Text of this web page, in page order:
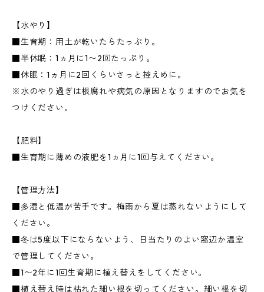
【水やり】
■生育期：用土が乾いたらたっぷり。
■半休眠：1ヵ月に1〜2回たっぷり。
■休眠：1ヵ月に2回くらいさっと控えめに。
※水のやり過ぎは根腐れや病気の原因となりますのでお気を
つけください。
【肥料】
■生育期に薄めの液肥を1ヵ月に1回与えてください。
【管理方法】
■多湿と低温が苦手です。梅雨から夏は蒸れないようにして
ください。
■冬は5度以下にならないよう、日当たりのよい窓辺か温室
で管理してください。
■1〜2年に1回生育期に植え替えをしてください。
■植え替え時は枯れた細い根を切ってください。細い根を切